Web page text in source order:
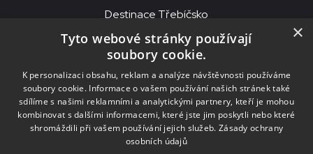
Destinace Třebíčsko
© 2026MKS Beseda Mor. Budějovice
MKS Beseda, příspěvková organizace, Purcnerova 62, 676 02
Moravské Budějovice
IČO: 00091758, DIČ: CZ00091758, ID datové schránky: chjn2kd
×
Tyto webové stránky používají
soubory cookie.
K personalizaci obsahu, reklam a analýze návštěvnosti používáme
soubory cookie. Informace o vašem používání našich stránek také
sdílíme s našimi reklamními a analytickými partnery, kteří je mohou
kombinovat s dalšími informacemi, které jste jim poskytli nebo které
shromáždili při vašem používání jejich služeb. Zásady ochrany
osobních údajů